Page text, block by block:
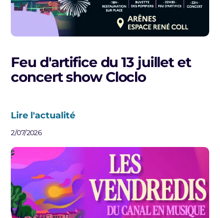
Feu d'artifice du 13 juillet et
concert show Cloclo
Lire l'actualité
2/07/2026